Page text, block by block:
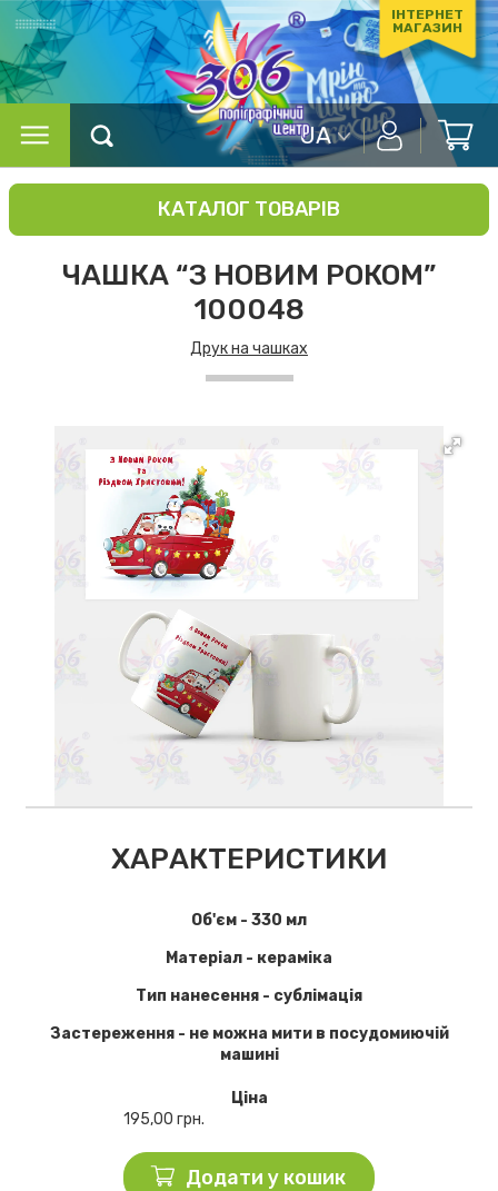
ІНТЕРНЕТ
МАГАЗИН
UA
КАТАЛОГ ТОВАРІВ
ЧАШКА “З НОВИМ РОКОМ”
100048
Друк на чашках
ХАРАКТЕРИСТИКИ
Об'єм - 330 мл
Матеріал - кераміка
Тип нанесення - сублімація
Застереження - не можна мити в посудомиючій
машині
Ціна
195,00 грн.
Додати у кошик